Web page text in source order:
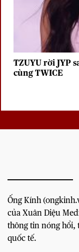
TZUYU rời JYP
cùng TWICE
Ống Kính
của Xuân Diệu
thông tin nóng hổi,
quốc tế.